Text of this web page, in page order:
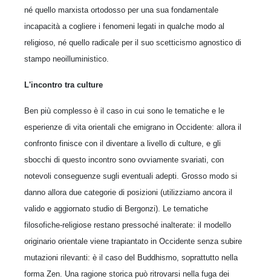
né quello marxista ortodosso per una sua fondamentale
incapacità a cogliere i fenomeni legati in qualche modo al
religioso, né quello radicale per il suo scetticismo agnostico di
stampo neoilluministico.
L'incontro tra culture
Ben più complesso è il caso in cui sono le tematiche e le
esperienze di vita orientali che emigrano in Occidente: allora il
confronto finisce con il diventare a livello di culture, e gli
sbocchi di questo incontro sono ovviamente svariati, con
notevoli conseguenze sugli eventuali adepti. Grosso modo si
danno allora due categorie di posizioni (utilizziamo ancora il
valido e aggiornato studio di Bergonzi). Le tematiche
filosofiche-religiose restano pressoché inalterate: il modello
originario orientale viene trapiantato in Occidente senza subire
mutazioni rilevanti: è il caso del Buddhismo, soprattutto nella
forma Zen. Una ragione storica può ritrovarsi nella fuga dei